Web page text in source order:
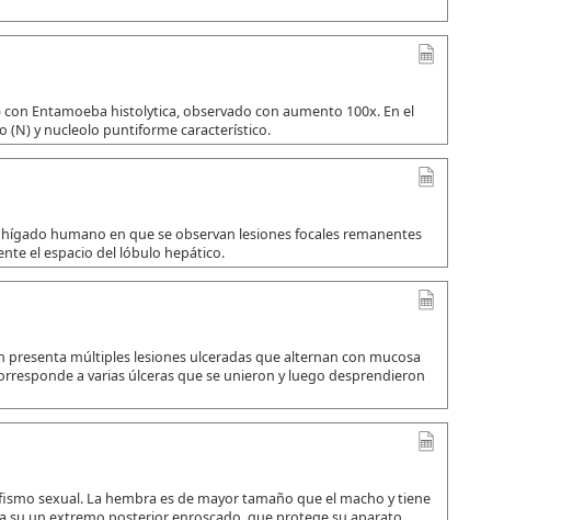
Entamoeba histolytica, observado con aumento 100x. En el
(N) y nucleolo puntiforme característico.
humano en que se observan lesiones focales remanentes
el espacio del lóbulo hepático.
presenta múltiples lesiones ulceradas que alternan con mucosa
a varias úlceras que se unieron y luego desprendieron
sexual. La hembra es de mayor tamaño que el macho y tiene